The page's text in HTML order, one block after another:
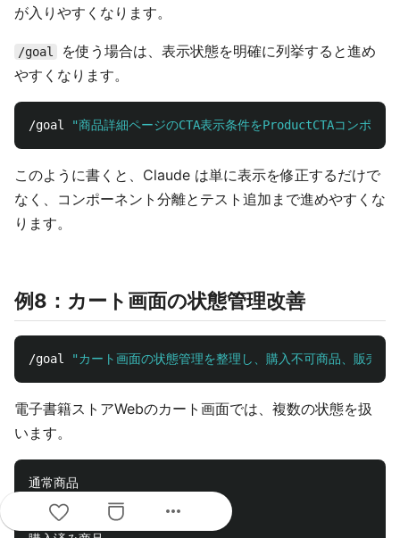
が入りやすくなります。
/goal
を使う場合は、表示状態を明確に列挙すると進め
やすくなります。
/goal "商品詳細ページのCTA表示条件をProductCTAコンポー
このように書くと、Claude は単に表示を修正するだけで
なく、コンポーネント分離とテスト追加まで進めやすくな
ります。
例8：カート画面の状態管理改善
/goal "カート画面の状態管理を整理し、購入不可商品、販売
電子書籍ストアWebのカート画面では、複数の状態を扱
います。
通常商品
無料商品
販売終了商品
more_horiz